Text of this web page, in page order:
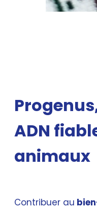
ADN
animaux
Contribuer au